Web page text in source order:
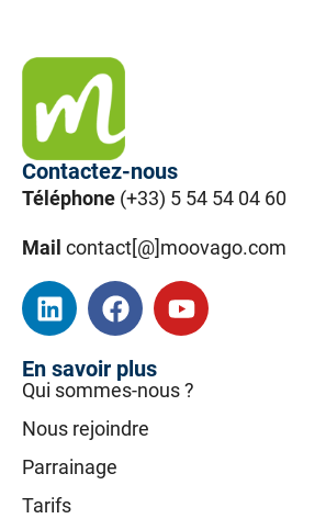
Contactez-nous
Téléphone (+33) 5 54 54 04 60
Mail contact[@]moovago.com
En savoir plus
Qui sommes-nous ?
Nous rejoindre
Parrainage
Tarifs